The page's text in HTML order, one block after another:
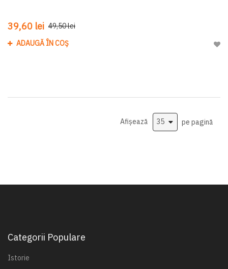
39,60 lei 49,50 lei
ADAUGĂ ÎN COȘ
Afișează pe pagină
Categorii Populare
Istorie